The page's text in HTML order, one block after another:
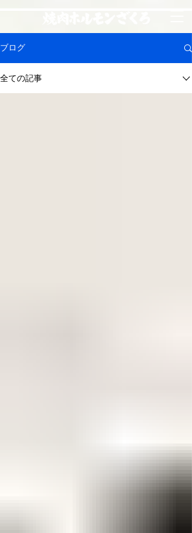
ブログ
全ての記事